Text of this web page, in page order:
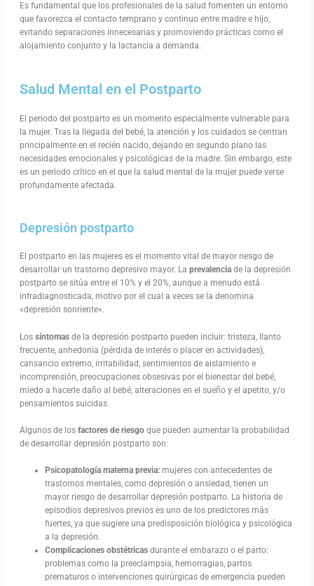
Es fundamental que los profesionales de la salud fomenten un entorno
que favorezca el contacto temprano y continuo entre madre e hijo,
evitando separaciones innecesarias y promoviendo prácticas como el
alojamiento conjunto y la lactancia a demanda.
Salud Mental en el Postparto
El periodo del postparto es un momento especialmente vulnerable para
la mujer. Tras la llegada del bebé, la atención y los cuidados se centran
principalmente en el recién nacido, dejando en segundo plano las
necesidades emocionales y psicológicas de la madre. Sin embargo, este
es un periodo crítico en el que la salud mental de la mujer puede verse
profundamente afectada.
Depresión postparto
El postparto en las mujeres es el momento vital de mayor riesgo de
desarrollar un trastorno depresivo mayor. Laprevalencia de la depresión
postparto se sitúa entre el 10% y el 20%, aunque a menudo está
infradiagnosticada, motivo por el cual a veces se la denomina
«depresión sonriente».
Lossíntomas de la depresión postparto pueden incluir: tristeza, llanto
frecuente, anhedonia (pérdida de interés o placer en actividades),
cansancio extremo, irritabilidad, sentimientos de aislamiento e
incomprensión, preocupaciones obsesivas por el bienestar del bebé,
miedo a hacerle daño al bebé, alteraciones en el sueño y el apetito, y/o
pensamientos suicidas.
Algunos de losfactores de riesgo que pueden aumentar la probabilidad
de desarrollar depresión postparto son:
Psicopatología materna previa:mujeres con antecedentes de
trastornos mentales, como depresión o ansiedad, tienen un
mayor riesgo de desarrollar depresión postparto. La historia de
episodios depresivos previos es uno de los predictores más
fuertes, ya que sugiere una predisposición biológica y psicológica
a la depresión.
Complicaciones obstétricasdurante el embarazo o el parto:
problemas como la preeclampsia, hemorragias, partos
prematuros o intervenciones quirúrgicas de emergencia pueden